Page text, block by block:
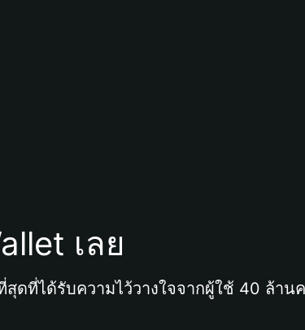
เลย
ดที่ได้รับความไว้วางใจจากผู้ใช้ 40 ล้าน